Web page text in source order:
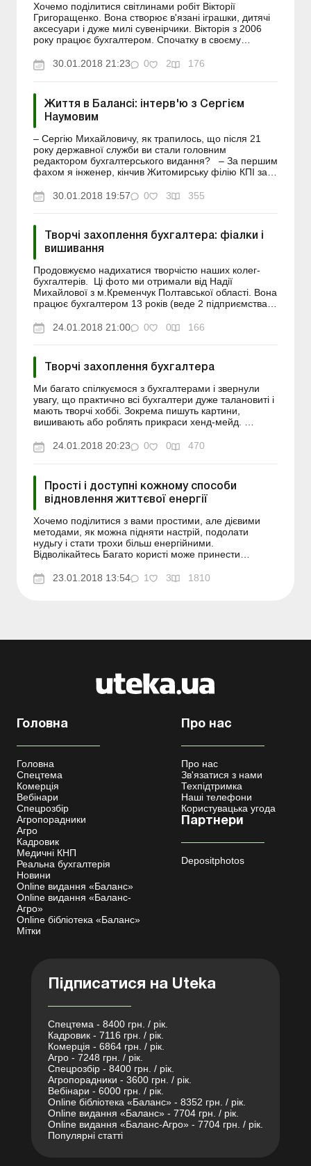
Хочемо поділитися світлинами робіт Вікторії
Григоращенко. Вона створює в'язані іграшки, дитячі
аксесуари і дуже милі сувенірчики. Вікторія з 2006
року працює бухгалтером. Спочатку в своєму
пропрацю...
30.01.2018 21:23 0 2 176
Життя в Балансі: інтерв'ю з Сергієм
Наумовим
– Сергію Михайловичу, як трапилось, що після 21
року державної служби ви стали головним
редактором бухгалтерського видання? – За першим
фахом я інженер, кінчив Житомирську філію КПІ за
30.01.2018 19:57
0 3 355
Творчі захоплення бухгалтера: фіалки і
вишивання
Продовжуємо надихатися творчістю наших колег-
бухгалтерів. Ці фото ми отримали від Надії
Михайлової з м.Кременчук Полтавської області. Вона
працює бухгалтером 13 років (веде 2 підприємства і
в’язанням,...
24.01.2018 21:00 0 0 166
Творчі захоплення бухгалтера
Ми багато спілкуємося з бухгалтерами і звернули
увагу, що практично всі бухгалтери дуже талановиті і
мають творчі хоббі. Зокрема пишуть картини,
вишивають або роблять прикраси хенд-мейд.
віце...24.01.2018 20:23 0 0 470
Прості і доступні кожному способи
відновлення життєвої енергії
Хочемо поділитися з вами простими, але дієвими
методами, як можна підняти настрій, подолати
нудьгу і стати трохи більш енергійними.
Відволікайтесь Багато користі може принести
Постарайтеся перемкнути свої...
23.01.2018 13:54 1 3 1810
Головна
Головна
Спецтема
Комерція
Вебінари
Спецрозбір
Агропорадники
Агро
Кадровик
Медичні КНП
Реальна бухгалтерія
Новини
Online видання «Баланс»
Online видання «Баланс-
Агро»
Online бібліотека «Баланс»
Мітки
Про нас
Про нас
Зв'язатися з нами
Техпідтримка
Наші телефони
Користувацька угода
Партнери
Depositphotos
Підписатися на Uteka
Спецтема - 8400 грн. / рік.
Кадровик - 7116 грн. / рік.
Комерція - 6864 грн. / рік.
Агро - 7248 грн. / рік.
Спецрозбір - 8400 грн. / рік.
Агропорадники - 3600 грн. / рік.
Вебінари - 6000 грн. / рік.
Online бібліотека «Баланс» - 8352 грн. / рік.
Online видання «Баланс» - 7704 грн. / рік.
Online видання «Баланс-Агро» - 7704 грн. / рік.
Популярні статті